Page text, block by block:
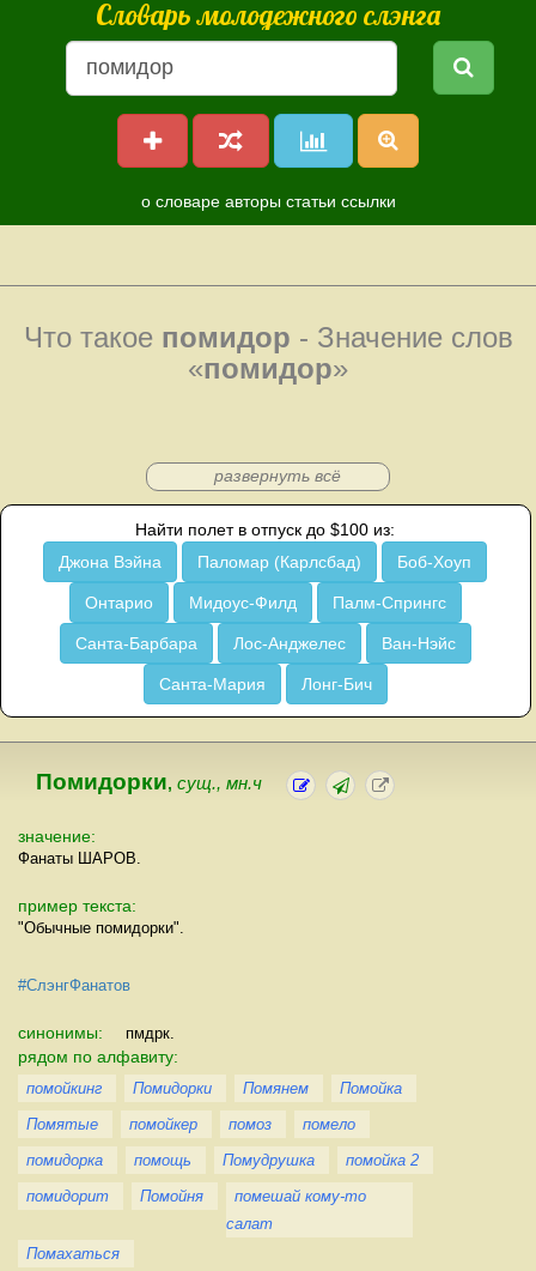
Словарь молодежного слэнга
о словаре авторы статьи ссылки
Что такое помидор - Значение слов
«помидор»
развернуть всё
Найти полет в отпуск до $100 из:
Джона Вэйна
Паломар (Карлсбад) Боб-Хоуп
Онтарио Мидоус-Филд Палм-Спрингс
Санта-Барбара Лос-Анджелес Ван-Нэйс
Санта-Мария Лонг-Бич
Помидорки, сущ., мн.ч
значение:
Фанаты ШАРОВ.
пример текста:
"Обычные помидорки".
#СлэнгФанатов
синонимы: пмдрк.
рядом по алфавиту:
помойкинг Помидорки Помянем
Помойка
Помятые
помойкер помоз
помело
помидорка
помощь Помудрушка
помойка 2
помидорит
Помойня
помешай кому-то
салат
Помахаться